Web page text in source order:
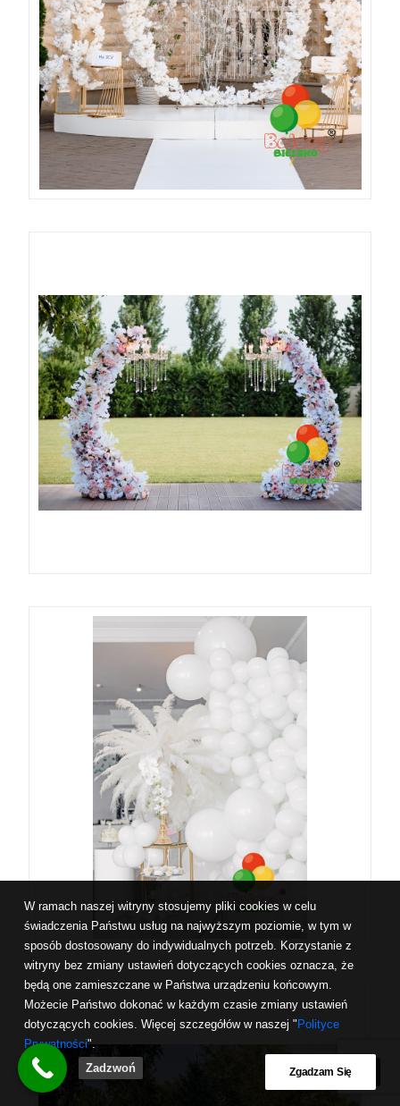
W ramach naszej witryny stosujemy pliki cookies w celu
świadczenia Państwu usług na najwyższym poziomie, w tym w
sposób dostosowany do indywidualnych potrzeb. Korzystanie z
witryny bez zmiany ustawień dotyczących cookies oznacza, że
będą one zamieszczane w Państwa urządzeniu końcowym.
Możecie Państwo dokonać w każdym czasie zmiany ustawień
dotyczących cookies. Więcej szczegółów w naszej " Polityce
Prywatności".
Zgadzam Się
Zadzwoń